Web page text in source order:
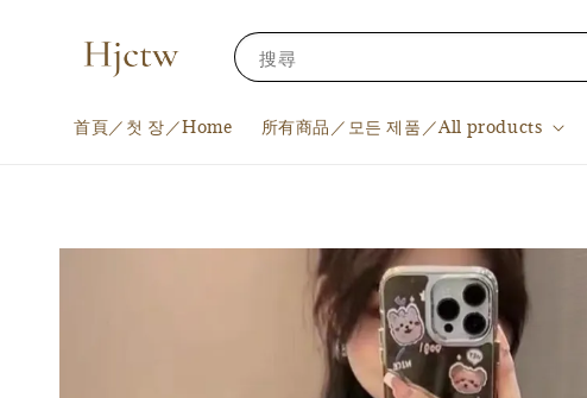
搜尋
首頁／첫 장／Home 所有商品／모든 제품／All products